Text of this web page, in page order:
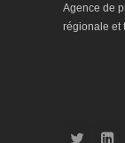
Agence de
régionale et